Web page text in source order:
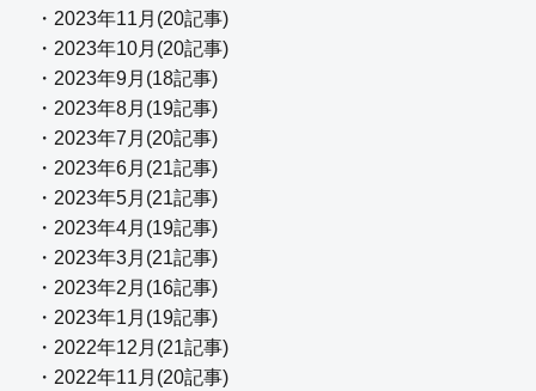
・2023年11月(20記事)
・2023年10月(20記事)
・2023年9月(18記事)
・2023年8月(19記事)
・2023年7月(20記事)
・2023年6月(21記事)
・2023年5月(21記事)
・2023年4月(19記事)
・2023年3月(21記事)
・2023年2月(16記事)
・2023年1月(19記事)
・2022年12月(21記事)
・2022年11月(20記事)